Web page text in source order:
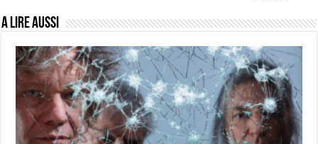
A lire aussi